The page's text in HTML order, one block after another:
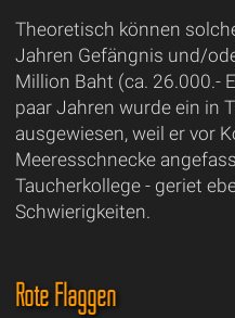
Theoretisch können
Jahren Gefängnis und/
Million Baht (ca. 26.000.-
paar Jahren wurde ein in
ausgewiesen, weil er vor
Meeresschnecke
Taucherkollege - geriet
Schwierigkeiten.
Rote Flaggen